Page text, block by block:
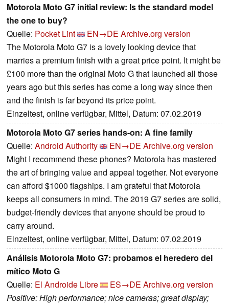
Motorola Moto G7 initial review: Is the standard model
the one to buy?
Quelle: Pocket Lint EN→DE Archive.org version
The Motorola Moto G7 is a lovely looking device that
marries a premium finish with a great price point. It might be
£100 more than the original Moto G that launched all those
years ago but this series has come a long way since then
and the finish is far beyond its price point.
Einzeltest, online verfügbar, Mittel, Datum: 07.02.2019
Motorola Moto G7 series hands-on: A fine family
Quelle: Android Authority EN→DE Archive.org version
Might I recommend these phones? Motorola has mastered
the art of bringing value and appeal together. Not everyone
can afford $1000 flagships. I am grateful that Motorola
keeps all consumers in mind. The 2019 G7 series are solid,
budget-friendly devices that anyone should be proud to
carry around.
Einzeltest, online verfügbar, Mittel, Datum: 07.02.2019
Análisis Motorola Moto G7: probamos el heredero del
mítico Moto G
Quelle: El Androide Libre ES→DE Archive.org version
Positive: High performance; nice cameras; great display;